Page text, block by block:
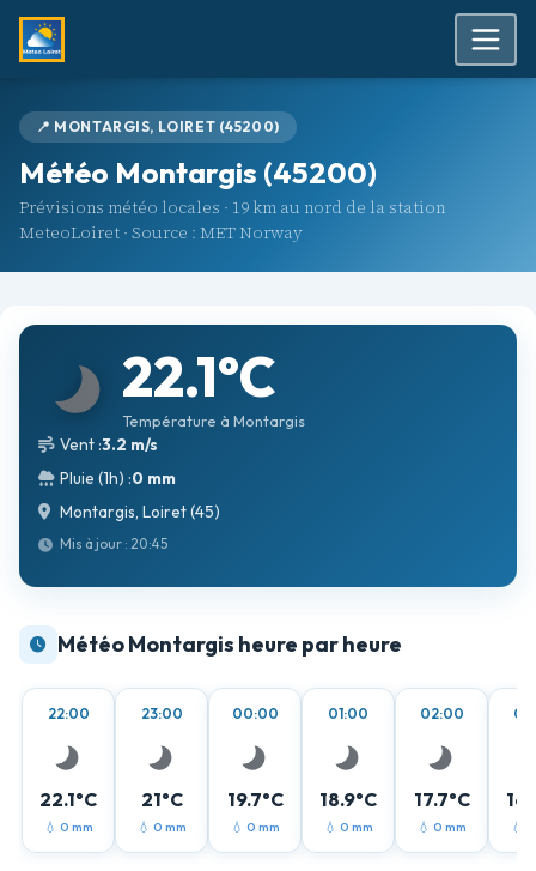
📍 MONTARGIS, LOIRET (45200)
Météo Montargis (45200)
Prévisions météo locales · 19 km au nord de la station
MeteoLoiret · Source : MET Norway
22.1°C
Température à Montargis
Vent :3.2 m/s
Pluie (1h) :0 mm
Montargis, Loiret (45)
Mis à jour : 20:45
Météo Montargis heure par heure
22:00
22.1°C
💧 0 mm
23:00
21°C
💧 0 mm
00:00
19.7°C
💧 0 mm
01:00
18.9°C
💧 0 mm
02:00
17.7°C
💧 0 mm 💧